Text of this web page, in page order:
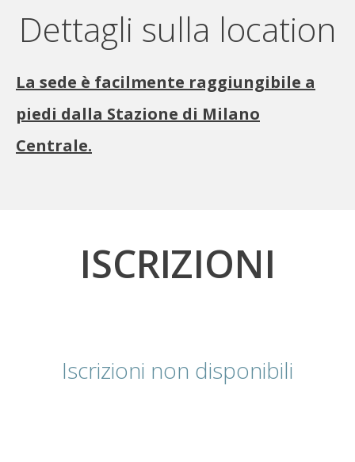
Dettagli sulla location
La sede è facilmente raggiungibile a
piedi dalla Stazione di Milano
Centrale.
ISCRIZIONI
Iscrizioni non disponibili